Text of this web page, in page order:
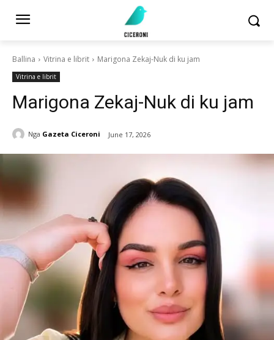
Ballina Vitrina e librit Marigona Zekaj-Nuk di ku jam
Vitrina e librit
Marigona Zekaj-Nuk di ku jam
Nga Gazeta Ciceroni June 17, 2026